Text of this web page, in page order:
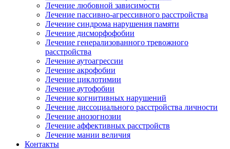
Лечение любовной зависимости
Лечение пассивно-агрессивного расстройства
Лечение синдрома нарушения памяти
Лечение дисморфофобии
Лечение генерализованного тревожного
расстройства
Лечение аутоагрессии
Лечение акрофобии
Лечение циклотимии
Лечение аутофобии
Лечение когнитивных нарушений
Лечение диссоциального расстройства личности
Лечение анозогнозии
Лечение аффективных расстройств
Лечение мании величия
Контакты